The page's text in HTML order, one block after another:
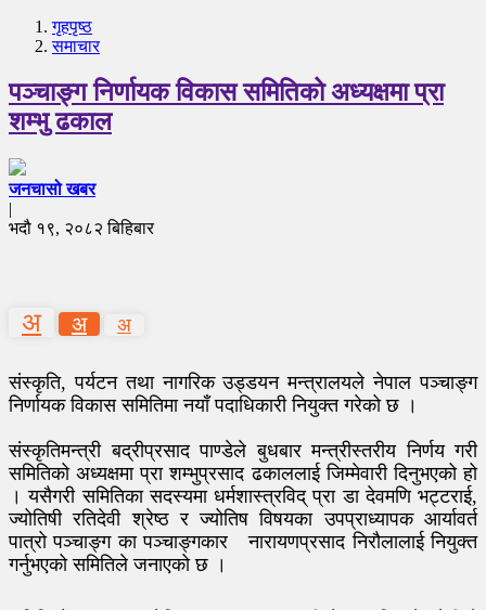
गृहपृष्‍ठ
समाचार
पञ्चाङ्ग निर्णायक विकास समितिको अध्यक्षमा प्रा
शम्भु ढकाल
जनचासो खबर
|
भदौ १९, २०८२ बिहिबार
अ अ अ
संस्कृति, पर्यटन तथा नागरिक उड्डयन मन्त्रालयले नेपाल पञ्चाङ्ग
निर्णायक विकास समितिमा नयाँ पदाधिकारी नियुक्त गरेको छ ।
संस्कृतिमन्त्री बद्रीप्रसाद पाण्डेले बुधबार मन्त्रीस्तरीय निर्णय गरी
समितिको अध्यक्षमा प्रा शम्भुप्रसाद ढकाललाई जिम्मेवारी दिनुभएको हो
। यसैगरी समितिका सदस्यमा धर्मशास्त्रविद् प्रा डा देवमणि भट्टराई,
ज्योतिषी रतिदेवी श्रेष्ठ र ज्योतिष विषयका उपप्राध्यापक आर्यावर्त
पात्रो पञ्चाङ्ग का पञ्चाङ्गकार नारायणप्रसाद निरौलालाई नियुक्त
गर्नुभएको समितिले जनाएको छ ।